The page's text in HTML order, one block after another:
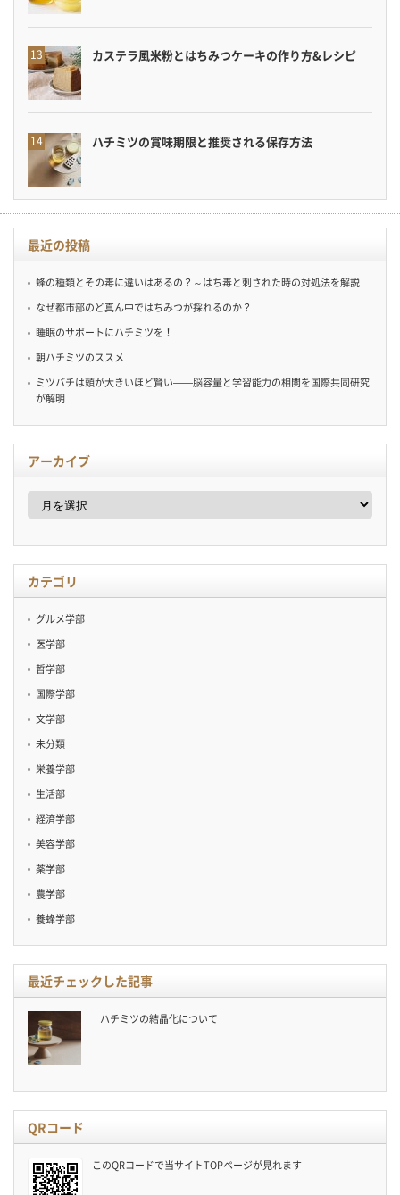
カステラ風米粉とはちみつケーキの作り方&レシピ
ハチミツの賞味期限と推奨される保存方法
最近の投稿
蜂の種類とその毒に違いはあるの？～はち毒と刺された時の対処法を解説
なぜ都市部のど真ん中ではちみつが採れるのか？
睡眠のサポートにハチミツを！
朝ハチミツのススメ
ミツバチは頭が大きいほど賢い——脳容量と学習能力の相関を国際共同研究
が解明
アーカイブ
ア
イ
カテゴリ
グルメ学部
医学部
哲学部
国際学部
文学部
未分類
栄養学部
生活部
経済学部
美容学部
薬学部
農学部
養蜂学部
最近チェックした記事
ハチミツの結晶化について
QRコード
このQRコードで当サイトTOPページが見れます